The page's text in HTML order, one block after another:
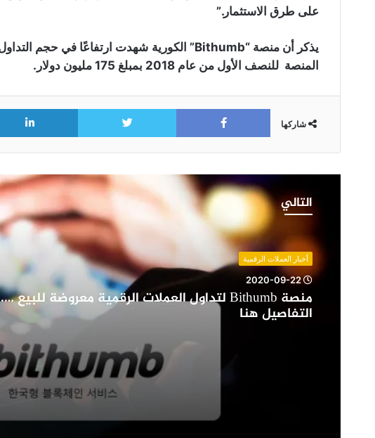
على طرق الاستثمار.”
المنصة للنصف الأول من عام 2018 بمبلغ 175 مليون دولار.
شاركها
Facebook
Twitter
التاليBithumb
الرقمية
معروضة
التفاصيل
أخبار العملات الرقمية
2020-09-22
منصة Bithumb لتداول العملات الرقمية معروضة للبيع ….
التفاصيل هنا